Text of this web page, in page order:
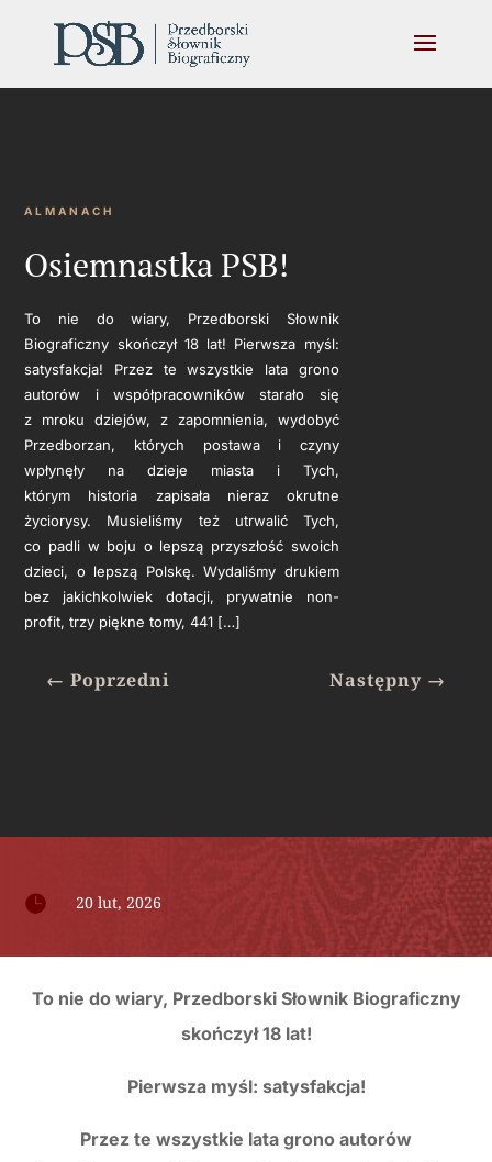
ALMANACH
Osiemnastka PSB!
To nie do wiary, Przedborski Słownik
Biograficzny skończył 18 lat! Pierwsza myśl:
satysfakcja! Przez te wszystkie lata grono
autorów i współpracowników starało się
z mroku dziejów, z zapomnienia, wydobyć
Przedborzan, których postawa i czyny
wpłynęły na dzieje miasta i Tych,
którym historia zapisała nieraz okrutne
życiorysy. Musieliśmy też utrwalić Tych,
co padli w boju o lepszą przyszłość swoich
dzieci, o lepszą Polskę. Wydaliśmy drukiem
bez jakichkolwiek dotacji, prywatnie non-
profit, trzy piękne tomy, 441 […]
←Poprzedni Następny→
 20 lut, 2026
To nie do wiary, Przedborski Słownik Biograficzny
skończył 18 lat!
Pierwsza myśl: satysfakcja!
Przez te wszystkie lata grono autorów